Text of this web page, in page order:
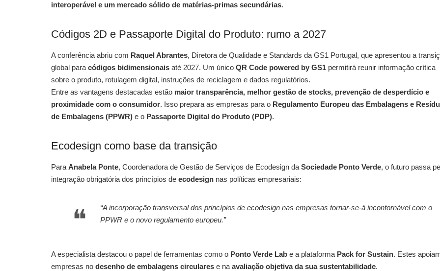
interoperável e um mercado sólido de matérias-primas secundárias.
Códigos 2D e Passaporte Digital do Produto: rumo a 2027
A conferência abriu com Raquel Abrantes, Diretora de Qualidade e Standards da GS1 Portugal, que apresentou a
global para códigos bidimensionais até 2027. Um único QR Code powered by GS1 permitirá reunir informação crítica
sobre o produto, rotulagem digital, instruções de reciclagem e dados regulatórios.
Entre as vantagens destacadas estão maior transparência, melhor gestão de stocks, prevenção de desperdício e
proximidade com o consumidor. Isso prepara as empresas para o Regulamento Europeu das Embalagens e
de Embalagens (PPWR) e o Passaporte Digital do Produto (PDP).
Ecodesign como base da transição
Para Anabela Ponte, Coordenadora de Gestão de Serviços de Ecodesign da Sociedade Ponto Verde, o futuro passa
integração obrigatória dos princípios de ecodesign nas políticas empresariais:
“A incorporação transversal dos princípios de ecodesign nas empresas tornar-se-á incontornável com o
PPWR e o novo regulamento europeu.”
A especialista destacou o papel de ferramentas como o Ponto Verde Lab e a plataforma Pack for Sustain. Estes
empresas no desenho de embalagens circulares e na avaliação objetiva da sua sustentabilidade.